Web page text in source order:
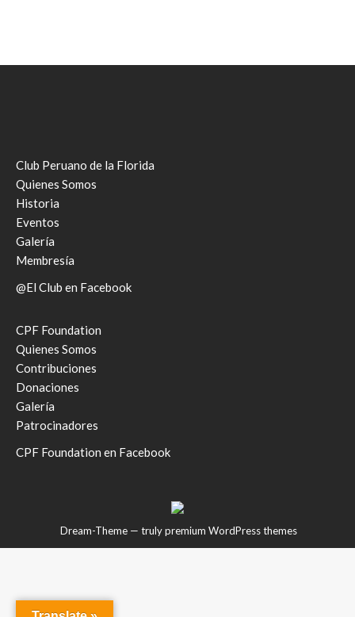
Club Peruano de la Florida
Quienes Somos
Historia
Eventos
Galería
Membresía
@El Club en Facebook
CPF Foundation
Quienes Somos
Contribuciones
Donaciones
Galería
Patrocinadores
CPF Foundation en Facebook
Dream-Theme — trulypremium WordPress themes